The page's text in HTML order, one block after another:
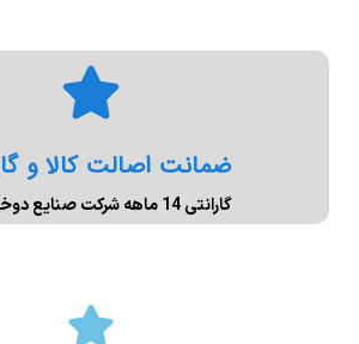
ضمانت اصالت کالا و
گارانتی 14 ماهه شرکت صنایع دوخت آسیا